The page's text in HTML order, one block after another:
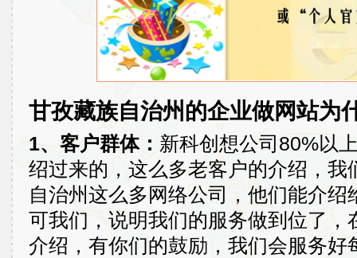
甘孜藏族自治州的企业做网站为
1、客户群体： 新科创想公司80%以
绍过来的，这么多老客户的介绍，我
自治州这么多网络公司，他们能介
可我们，说明我们的服务做到位了，
介绍，有你们的鼓励，我们会服务好